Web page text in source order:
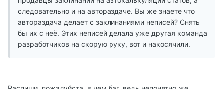
следовательно и на автораздаче. Вы же знаете что
автораздача делает с заклинаниями неписей? Снять
бы их с неё. Этих неписей делала уже другая команда
разработчиков на скорую руку, вот и накосячили.